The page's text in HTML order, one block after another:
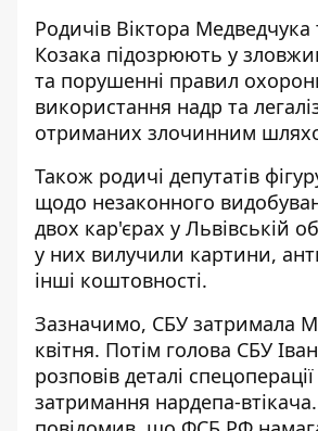
Родичів Віктора Медведчука
Козака підозрюють у
та порушенні правил
використання надр та
отриманих злочинним
Також родичі депутатів
щодо незаконного
двох кар'єрах у Львівській
у них вилучили картини,
інші коштовності.
Зазначимо, СБУ затримала
квітня. Потім голова СБУ
розповів деталі спецоперації
затримання нардепа-